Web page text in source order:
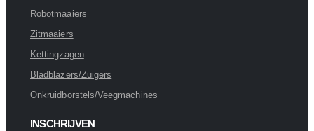
Robotmaaiers
Zitmaaiers
Kettingzagen
Bladblazers/Zuigers
Onkruidborstels/Veegmachines
INSCHRIJVEN